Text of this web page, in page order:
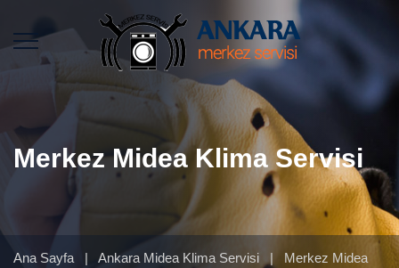
Merkez Midea Klima Servisi
Ana Sayfa | Ankara Midea Klima Servisi |
Merkez Midea